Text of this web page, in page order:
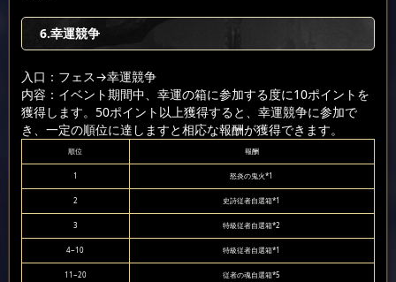
6.幸運競争
入口：フェス→幸運競争
内容：イベント期間中、幸運の箱に参加する度に10ポイントを
獲得します。50ポイント以上獲得すると、幸運競争に参加で
き、一定の順位に達しますと相応な報酬が獲得できます。
順位 報酬
1 怒炎の鬼火*1
2 史詩従者自選箱*1
3 特級従者自選箱*2
4~10 特級従者自選箱*1
11~20 従者の魂自選箱*5